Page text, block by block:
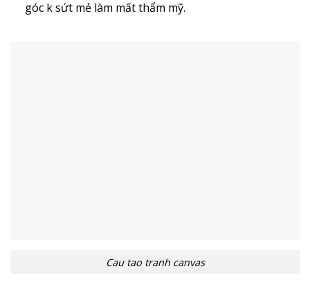
góc k sứt mẻ làm mất thẩm mỹ.
Cau tao tranh canvas